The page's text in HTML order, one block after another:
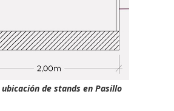
de stands en Pasillo